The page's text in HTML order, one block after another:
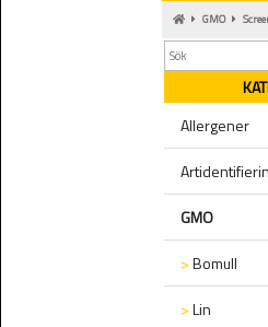
GMO
Allergener
GMO
>Bomull
>Lin